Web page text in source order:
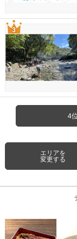
4
エリアを
変更する